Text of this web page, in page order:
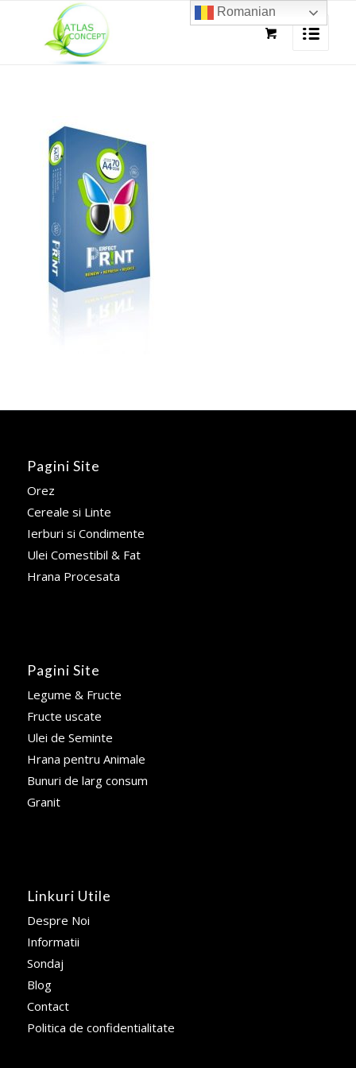
Pagini Site
Orez
Cereale si Linte
Ierburi si Condimente
Ulei Comestibil & Fat
Hrana Procesata
Pagini Site
Legume & Fructe
Fructe uscate
Ulei de Seminte
Hrana pentru Animale
Bunuri de larg consum
Granit
Linkuri Utile
Despre Noi
Informatii
Sondaj
Blog
Contact
Politica de confidentialitate
Romanian